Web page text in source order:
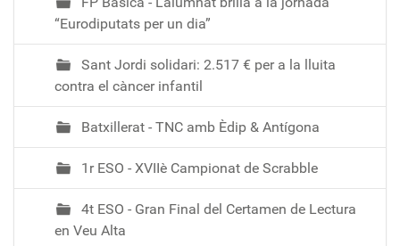
“Eurodiputats per un dia”
Sant Jordi solidari: 2.517 € per a la lluita
contra el càncer infantil
Batxillerat - TNC amb Èdip & Antígona
1r ESO - XVIIè Campionat de Scrabble
4t ESO - Gran Final del Certamen de Lectura
en Veu Alta